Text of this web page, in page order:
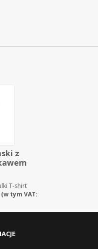
z
T-shirt
(w tym VAT: